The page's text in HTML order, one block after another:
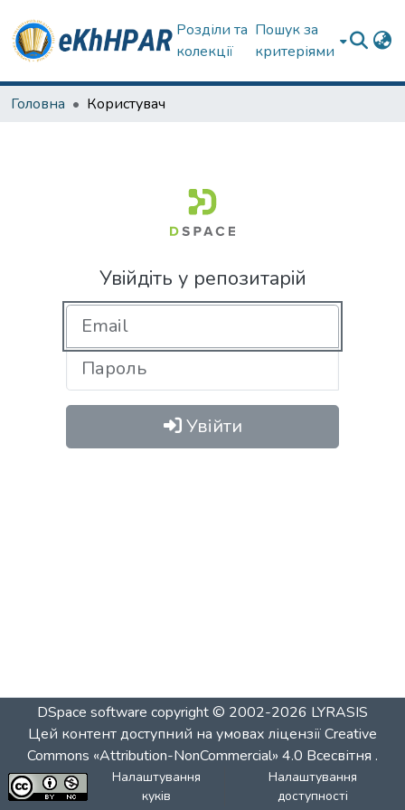
Розділи та
колекції
Пошук за
критеріями
Головна Користувач
Увійдіть у репозитарій
Увійти
DSpace software copyright © 2002-2026 LYRASIS
Цей контент доступний на умовах ліцензіїCreative
Commons «Attribution-NonCommercial» 4.0 Всесвітня .
Налаштування
куків
Налаштування
доступності